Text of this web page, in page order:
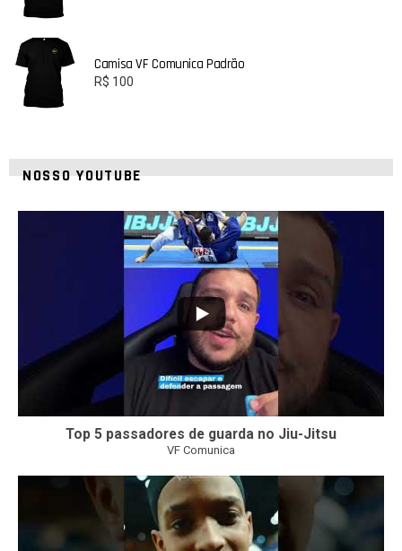
Camisa VF Comunica Padrão
R$ 100
NOSSO YOUTUBE
Top 5 passadores de guarda no Jiu-Jitsu
VF Comunica